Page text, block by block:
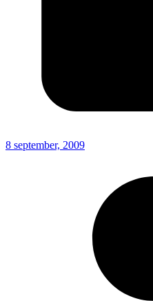
8 september, 2009